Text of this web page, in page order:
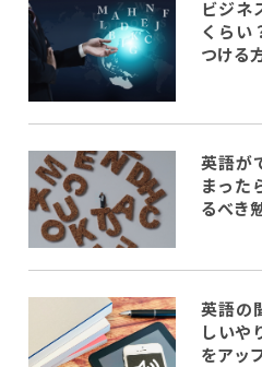
ビジネ
くらい
つける
英語が
まった
るべき
英語の
しいや
をアッ